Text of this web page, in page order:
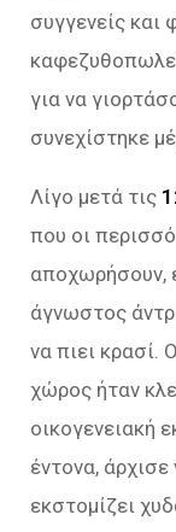
συγγενείς και
για να
συνεχίστηκε
Λίγο μετά τις
που οι
αποχωρήσουν,
άγνωστος
να πιει κρασί.
χώρος ήταν
οικογενειακή
έντονα, άρχισε
εκστομίζει